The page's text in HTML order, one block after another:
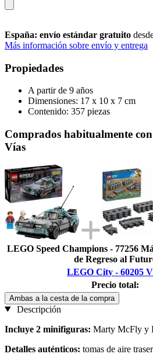
España: envío estándar gratuito
Más información sobre envío y entrega
Propiedades
A partir de 9 años
Dimensiones: 17 x 10 x 7 cm
Contenido: 357 piezas
Comprados habitualmente
Vías
LEGO Speed Champions - 77256
de Regreso al
LEGO City - 60205
Precio total:
Ambas a la cesta de la compra
Descripción
Incluye 2 minifiguras: Marty McFly y
Detalles auténticos: tomas de aire